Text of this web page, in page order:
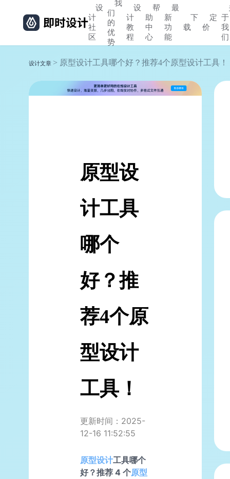
设
计
社
区
我
们
的
优
势
设
计
教
程
帮
助
中
心
最
新
功
能
下
载
定
价
于
我
们
设计文章 > 原型设计工具哪个好？推荐4个原型设计工具！
原型设
计工具
哪个
好？推
荐4个原
型设计
工具！
更新时间：2025-
12-16 11:52:55
原型设计工具哪个
好？推荐 4 个原型